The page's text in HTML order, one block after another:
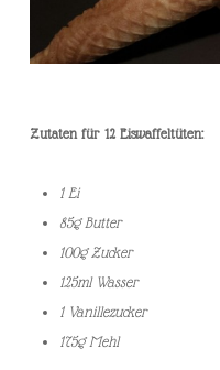
Zutaten für 12 Eiswaffeltüten:
1 Ei
85g Butter
100g Zucker
125ml Wasser
1 Vanillezucker
175g Mehl